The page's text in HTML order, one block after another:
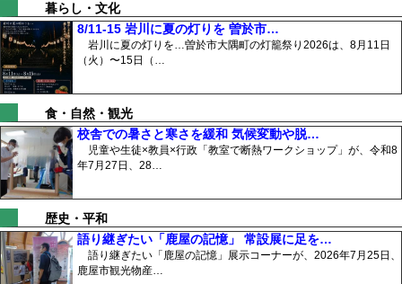
暮らし・文化
8/11-15 岩川に夏の灯りを 曽於市…
岩川に夏の灯りを…曽於市大隅町の灯籠祭り2026は、8月11日
（火）〜15日（…
食・自然・観光
校舎での暑さと寒さを緩和 気候変動や脱…
児童や生徒×教員×行政「教室で断熱ワークショップ」が、令和8
年7月27日、28…
歴史・平和
語り継ぎたい「鹿屋の記憶」 常設展に足を…
語り継ぎたい「鹿屋の記憶」展示コーナーが、2026年7月25日、
鹿屋市観光物産…